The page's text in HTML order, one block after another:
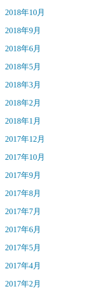
2018年10月
2018年9月
2018年6月
2018年5月
2018年3月
2018年2月
2018年1月
2017年12月
2017年10月
2017年9月
2017年8月
2017年7月
2017年6月
2017年5月
2017年4月
2017年2月